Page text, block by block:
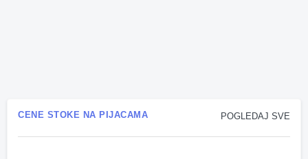
POGLEDAJ SVE
CENE STOKE NA PIJACAMA